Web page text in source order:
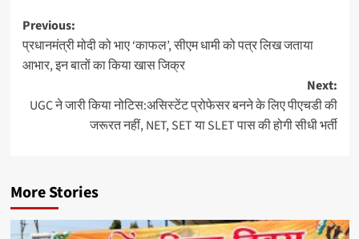
Previous:
प्रधानमंत्री मोदी को भाए ‘काफल’, सीएम धामी को पत्र लिख जताया
आभार, इन बातों का किया खास जिक्र
Next:
UGC ने जारी किया नोटिस:असिस्टेंट प्रोफेसर बनने के लिए पीएचडी की
जरूरत नहीं, NET, SET या SLET पास की होगी सीधी भर्ती
More Stories